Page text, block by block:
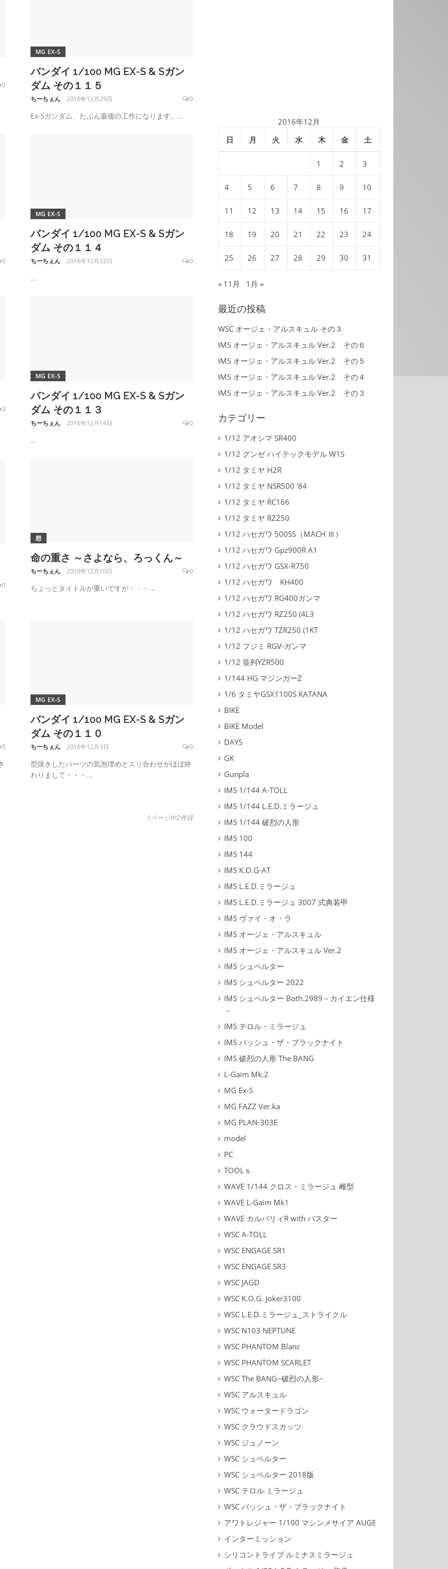
0
MG EX-S
バンダイ 1/100 MG EX-S & Sガン
ダム その１１５
ちーちぇん 2016年12月29日 0
Ex-Sガンダム、たぶん最後の工作になります。...
0
MG EX-S
バンダイ 1/100 MG EX-S & Sガン
ダム その１１４
ちーちぇん 2016年12月22日 0
...
0
MG EX-S
バンダイ 1/100 MG EX-S & Sガン
ダム その１１３
ちーちぇん 2016年12月14日 0
...
0
想
命の重さ ～さよなら、ろっくん～
ちーちぇん 2016年12月10日 0
ちょっとタイトルが重いですが・・・...
0
MG EX-S
バンダイ 1/100 MG EX-S & Sガン
ダム その１１０
ちーちぇん 2016年12月3日 0
型抜きしたパーツの気泡埋めとスリ合わせがほぼ終
わりまして・・・...
1ページ中2件目
2016年12月
日
月 火 水 木 金 土
1 2 3
4 5 6 7 8 9 10
11 12 13 14 15 16 17
18 19 20 21 22 23 24
25 26 27 28 29 30 31
« 11月 1月 »
最近の投稿
WSC オージェ・アルスキュル その３
IMS オージェ・アルスキュル Ver.2 その６
IMS オージェ・アルスキュル Ver.2 その５
IMS オージェ・アルスキュル Ver.2 その４
IMS オージェ・アルスキュル Ver.2 その３
カテゴリー
1/12 アオシマ SR400
1/12 グンゼ ハイテックモデル W1S
1/12 タミヤ H2R
1/12 タミヤ NSR500 '84
1/12 タミヤ RC166
1/12 タミヤ RZ250
1/12 ハセガワ 500SS（MACH Ⅲ）
1/12 ハセガワ Gpz900R A1
1/12 ハセガワ GSX-R750
1/12 ハセガワ KH400
1/12 ハセガワ RG400ガンマ
1/12 ハセガワ RZ250 (4L3
1/12 ハセガワ TZR250 (1KT
1/12 フジミ RGV-ガンマ
1/12 並列YZR500
1/144 HG マジンガーZ
1/6 タミヤGSX1100S KATANA
BIKE
BIKE Model
DAYS
GK
Gunpla
IMS 1/144 A-TOLL
IMS 1/144 L.E.D.ミラージュ
IMS 1/144 破烈の人形
IMS 100
IMS 144
IMS K.O.G-AT
IMS L.E.D.ミラージュ
IMS L.E.D.ミラージュ 3007 式典装甲
IMS ヴァイ・オ・ラ
IMS オージェ・アルスキュル
IMS オージェ・アルスキュル Ver.2
IMS シュペルター
IMS シュペルター 2022
IMS シュペルター Both.2989－カイエン仕様
－
IMS テロル・ミラージュ
IMS バッシュ・ザ・ブラックナイト
IMS 破烈の人形 The BANG
L-Gaim Mk.2
MG Ex-S
MG FAZZ Ver.ka
MG PLAN-303E
model
PC
TOOLｓ
WAVE 1/144 クロス・ミラージュ 雌型
WAVE L-Gaim Mk1
WAVE カルバリィR with バスター
WSC A-TOLL
WSC ENGAGE SR1
WSC ENGAGE SR3
WSC JAGD
WSC K.O.G. Joker3100
WSC L.E.D.ミラージュ_ストライクル
WSC N103 NEPTUNE
WSC PHANTOM Blanc
WSC PHANTOM SCARLET
WSC The BANG~破烈の人形~
WSC アルスキュル
WSC ウォータードラゴン
WSC クラウドスカッツ
WSC ジュノーン
WSC シュペルター
WSC シュペルター 2018版
WSC テロル ミラージュ
WSC バッシュ・ザ・ブラックナイト
アワトレジャー 1/100 マシンメサイア AUGE
インターミッション
シリコントライブ ルミナスミラージュ